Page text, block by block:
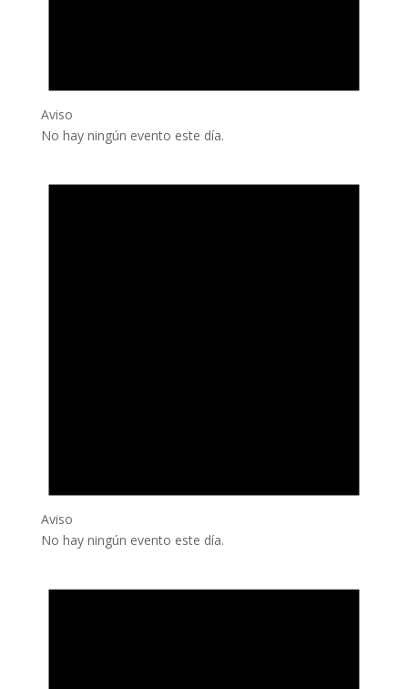
Aviso
No hay ningún evento este día.
Aviso
No hay ningún evento este día.